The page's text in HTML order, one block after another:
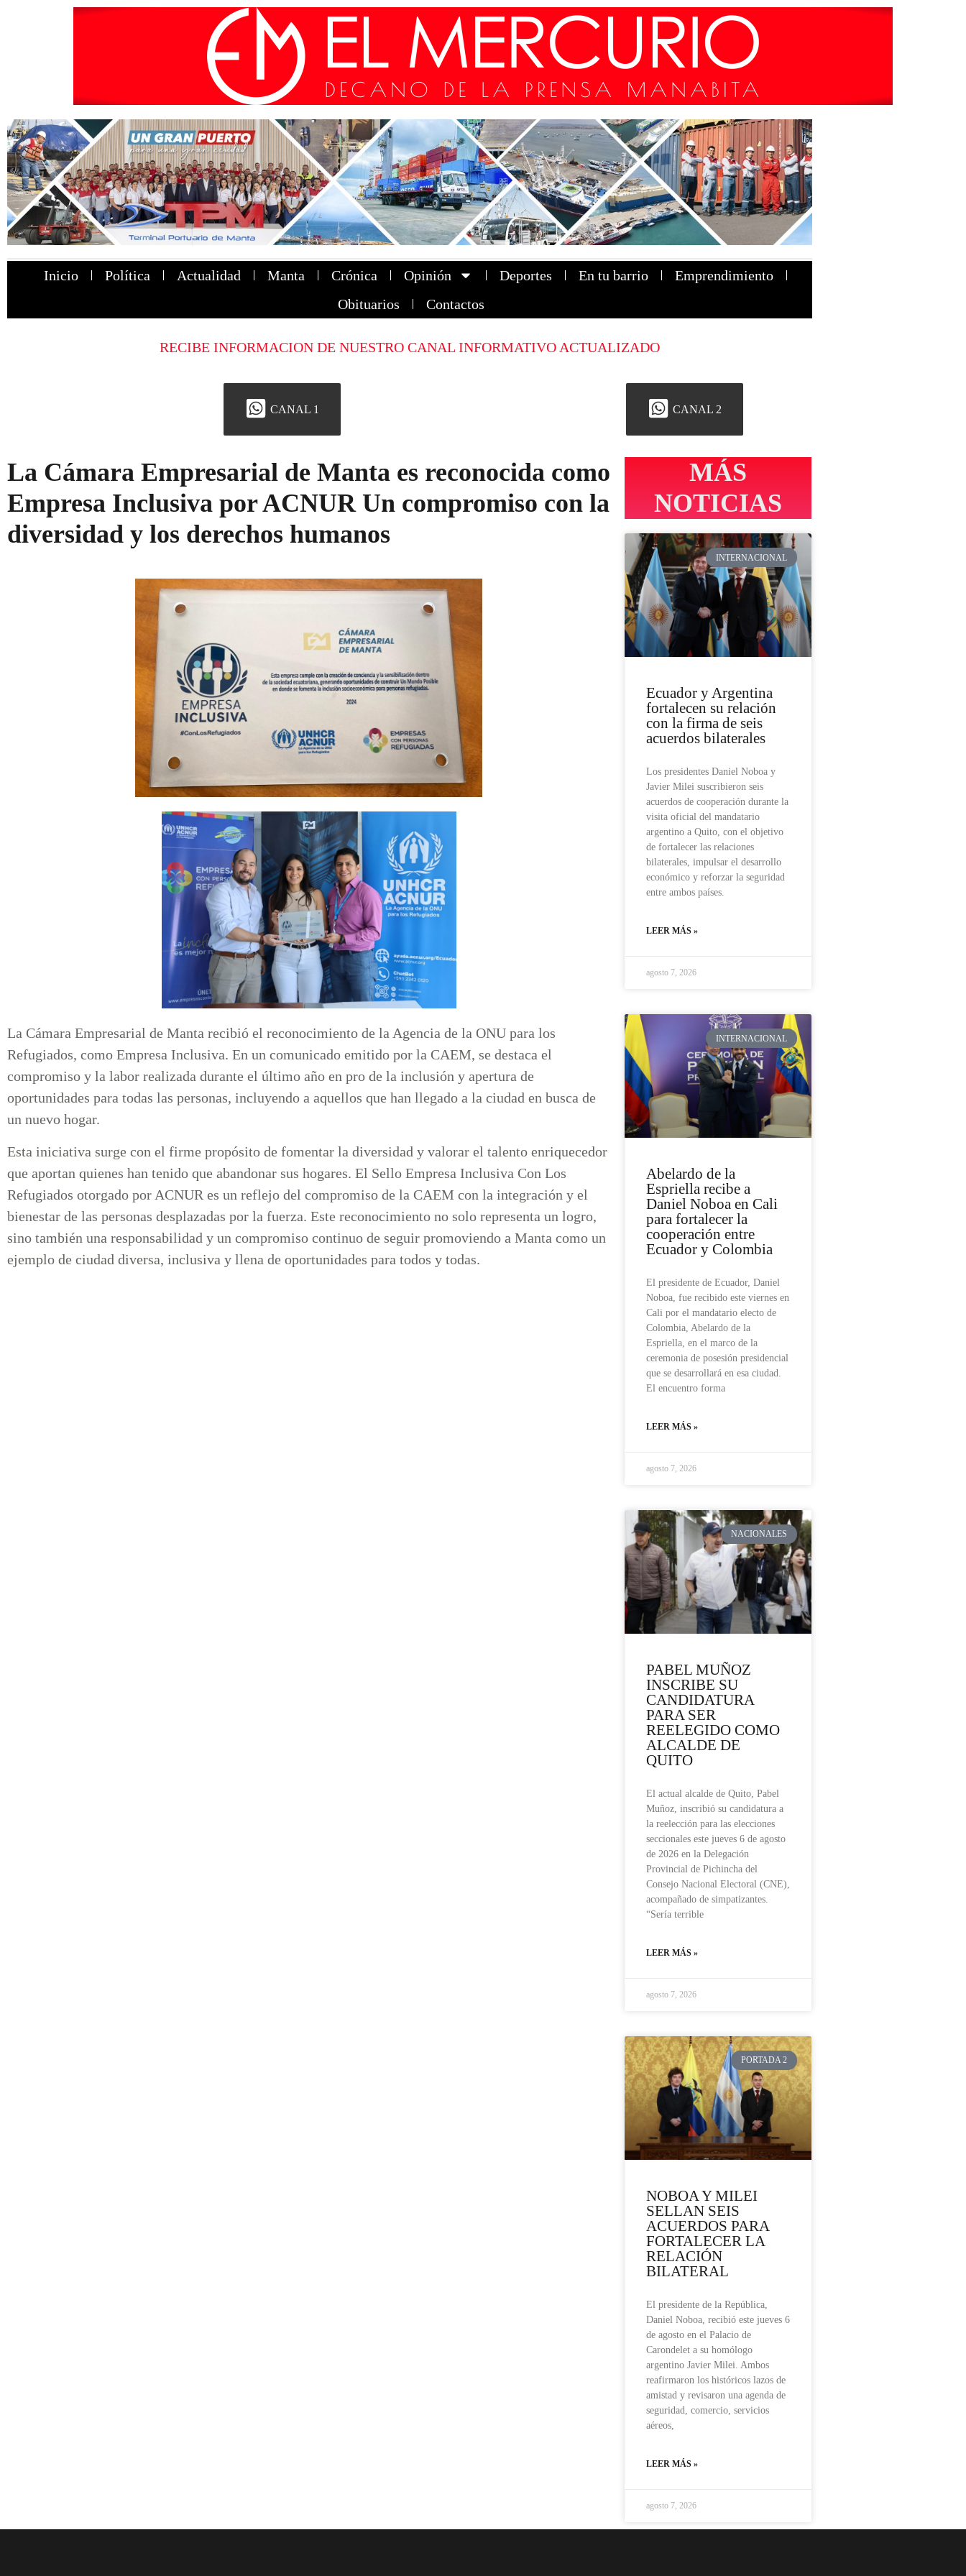
Inicio Política Actualidad Manta Crónica Opinión Deportes En tu barrio
Emprendimiento
Obituarios
Contactos
RECIBE INFORMACION DE NUESTRO CANAL INFORMATIVO ACTUALIZADO
CANAL 1 CANAL 2
La Cámara Empresarial de Manta es reconocida como
Empresa Inclusiva por ACNUR Un compromiso con la
diversidad y los derechos humanos
La Cámara Empresarial de Manta recibió el reconocimiento de la Agencia de la ONU para los
Refugiados, como Empresa Inclusiva. En un comunicado emitido por la CAEM, se destaca el
compromiso y la labor realizada durante el último año en pro de la inclusión y apertura de
oportunidades para todas las personas, incluyendo a aquellos que han llegado a la ciudad en busca de
un nuevo hogar.
Esta iniciativa surge con el firme propósito de fomentar la diversidad y valorar el talento enriquecedor
que aportan quienes han tenido que abandonar sus hogares. El Sello Empresa Inclusiva Con Los
Refugiados otorgado por ACNUR es un reflejo del compromiso de la CAEM con la integración y el
bienestar de las personas desplazadas por la fuerza. Este reconocimiento no solo representa un logro,
sino también una responsabilidad y un compromiso continuo de seguir promoviendo a Manta como un
ejemplo de ciudad diversa, inclusiva y llena de oportunidades para todos y todas.
MÁS
NOTICIAS
INTERNACIONAL
Ecuador y Argentina
fortalecen su relación
con la firma de seis
acuerdos bilaterales
Los presidentes Daniel Noboa y
Javier Milei suscribieron seis
acuerdos de cooperación durante la
visita oficial del mandatario
argentino a Quito, con el objetivo
de fortalecer las relaciones
bilaterales, impulsar el desarrollo
económico y reforzar la seguridad
entre ambos países.
LEER MÁS »
agosto 7, 2026
INTERNACIONAL
Abelardo de la
Espriella recibe a
Daniel Noboa en Cali
para fortalecer la
cooperación entre
Ecuador y Colombia
El presidente de Ecuador, Daniel
Noboa, fue recibido este viernes en
Cali por el mandatario electo de
Colombia, Abelardo de la
Espriella, en el marco de la
ceremonia de posesión presidencial
que se desarrollará en esa ciudad.
El encuentro forma
LEER MÁS »
agosto 7, 2026
NACIONALES
PABEL MUÑOZ
INSCRIBE SU
CANDIDATURA
PARA SER
REELEGIDO COMO
ALCALDE DE
QUITO
El actual alcalde de Quito, Pabel
Muñoz, inscribió su candidatura a
la reelección para las elecciones
seccionales este jueves 6 de agosto
de 2026 en la Delegación
Provincial de Pichincha del
Consejo Nacional Electoral (CNE),
acompañado de simpatizantes.
“Sería terrible
LEER MÁS »
agosto 7, 2026
PORTADA 2
NOBOA Y MILEI
SELLAN SEIS
ACUERDOS PARA
FORTALECER LA
RELACIÓN
BILATERAL
El presidente de la República,
Daniel Noboa, recibió este jueves 6
de agosto en el Palacio de
Carondelet a su homólogo
argentino Javier Milei. Ambos
reafirmaron los históricos lazos de
amistad y revisaron una agenda de
seguridad, comercio, servicios
aéreos,
LEER MÁS »
agosto 7, 2026